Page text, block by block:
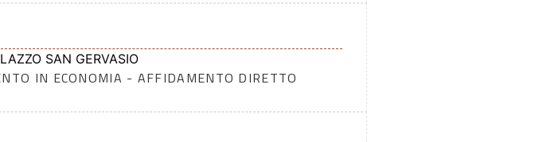
SAN GERVASIO
IN ECONOMIA - AFFIDAMENTO DIRETTO